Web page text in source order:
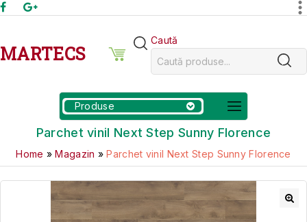
MARTECS
Caută
Produse
Parchet vinil Next Step Sunny Florence
Home »Magazin »Parchet vinil Next Step Sunny Florence